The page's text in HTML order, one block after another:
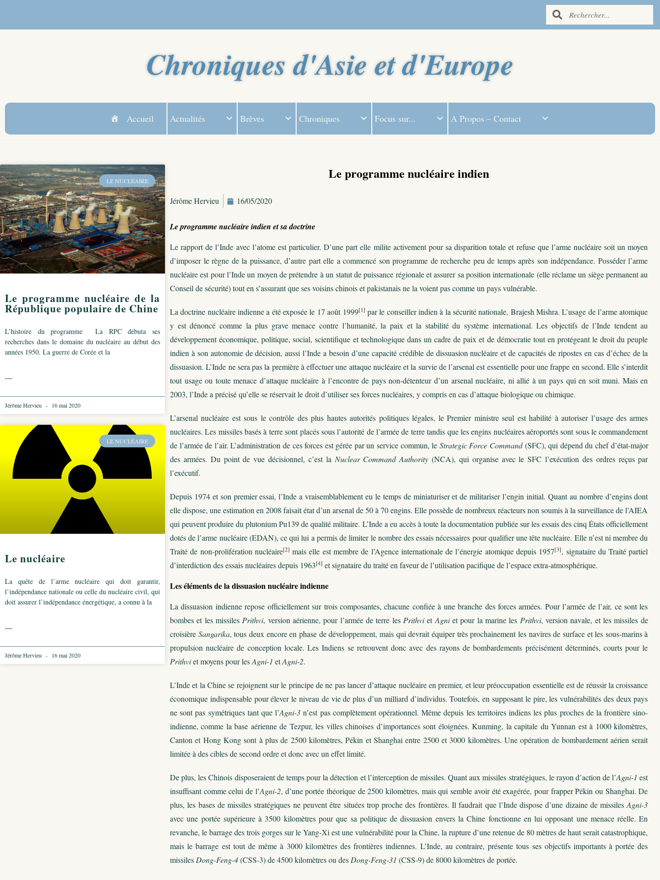
Chroniques d'Asie et d'Europe
Accueil Actualités Brèves Chroniques Focus sur... A Propos – Contact
LE NUCLÉAIRE
Le programme nucléaire de la
République populaire de Chine
L’histoire du programme La RPC débuta ses
recherches dans le domaine du nucléaire au début des
années 1950. La guerre de Corée et la
.....
Jérôme Hervieu 16 mai 2020
LE NUCLÉAIRE
Le nucléaire
La quête de l’arme nucléaire qui doit garantir,
l’indépendance nationale ou celle du nucléaire civil, qui
doit assurer l’indépendance énergétique, a connu à la
.....
Jérôme Hervieu 16 mai 2020
Le programme nucléaire indien
Jérôme Hervieu 16/05/2020
Le programme nucléaire indien et sa doctrine
Le rapport de l’Inde avec l’atome est particulier. D’une part elle milite activement pour sa disparition totale et refuse que l’arme nucléaire soit un moyen
d’imposer le règne de la puissance, d’autre part elle a commencé son programme de recherche peu de temps après son indépendance. Posséder l’arme
nucléaire est pour l’Inde un moyen de prétendre à un statut de puissance régionale et assurer sa position internationale (elle réclame un siège permanent au
Conseil de sécurité) tout en s’assurant que ses voisins chinois et pakistanais ne la voient pas comme un pays vulnérable.
La doctrine nucléaire indienne a été exposée le 17 août 1999[1] par le conseiller indien à la sécurité nationale, Brajesh Mishra. L’usage de l’arme atomique
y est dénoncé comme la plus grave menace contre l’humanité, la paix et la stabilité du système international. Les objectifs de l’Inde tendent au
développement économique, politique, social, scientifique et technologique dans un cadre de paix et de démocratie tout en protégeant le droit du peuple
indien à son autonomie de décision, aussi l’Inde a besoin d’une capacité crédible de dissuasion nucléaire et de capacités de ripostes en cas d’échec de la
dissuasion. L’Inde ne sera pas la première à effectuer une attaque nucléaire et la survie de l’arsenal est essentielle pour une frappe en second. Elle s’interdit
tout usage ou toute menace d’attaque nucléaire à l’encontre de pays non-détenteur d’un arsenal nucléaire, ni allié à un pays qui en soit muni. Mais en
2003, l’Inde a précisé qu’elle se réservait le droit d’utiliser ses forces nucléaires, y compris en cas d’attaque biologique ou chimique.
L’arsenal nucléaire est sous le contrôle des plus hautes autorités politiques légales, le Premier ministre seul est habilité à autoriser l’usage des armes
nucléaires. Les missiles basés à terre sont placés sous l’autorité de l’armée de terre tandis que les engins nucléaires aéroportés sont sous le commandement
de l’armée de l’air. L’administration de ces forces est gérée par un service commun, le Strategic Force Command(SFC), qui dépend du chef d’état-major
des armées. Du point de vue décisionnel, c’est la Nuclear Command Authority (NCA), qui organise avec le SFC l’exécution des ordres reçus par
l’exécutif.
Depuis 1974 et son premier essai, l’Inde a vraisemblablement eu le temps de miniaturiser et de militariser l’engin initial. Quant au nombre d’engins dont
elle dispose, une estimation en 2008 faisait état d’un arsenal de 50 à 70 engins. Elle possède de nombreux réacteurs non soumis à la surveillance de l’AIEA
qui peuvent produire du plutonium Pu139 de qualité militaire. L’Inde a eu accès à toute la documentation publiée sur les essais des cinq États officiellement
dotés de l’arme nucléaire (EDAN), ce qui lui a permis de limiter le nombre des essais nécessaires pour qualifier une tête nucléaire. Elle n’est ni membre du
Traité de non-prolifération nucléaire[2] mais elle est membre de l’Agence internationale de l’énergie atomique depuis 1957[3], signataire du Traité partiel
d’interdiction des essais nucléaires depuis 1963[4] et signataire du traité en faveur de l’utilisation pacifique de l’espace extra-atmosphérique.
Les éléments de la dissuasion nucléaire indienne
La dissuasion indienne repose officiellement sur trois composantes, chacune confiée à une branche des forces armées. Pour l’armée de l’air, ce sont les
bombes et les missiles Prithvi, version aérienne, pour l’armée de terre les Prithviet Agniet pour la marine les Prithvi, version navale, et les missiles de
croisière Sangarika, tous deux encore en phase de développement, mais qui devrait équiper très prochainement les navires de surface et les sous-marins à
propulsion nucléaire de conception locale. Les Indiens se retrouvent donc avec des rayons de bombardements précisément déterminés, courts pour le
Prithviet moyens pour lesAgni-1 etAgni-2.
L’Inde et la Chine se rejoignent sur le principe de ne pas lancer d’attaque nucléaire en premier, et leur préoccupation essentielle est de réussir la croissance
économique indispensable pour élever le niveau de vie de plus d’un milliard d’individus. Toutefois, en supposant le pire, les vulnérabilités des deux pays
ne sont pas symétriques tant que l’Agni-3 n’est pas complètement opérationnel. Même depuis les territoires indiens les plus proches de la frontière sino-
indienne, comme la base aérienne de Tezpur, les villes chinoises d’importances sont éloignées. Kunming, la capitale du Yunnan est à 1000 kilomètres,
Canton et Hong Kong sont à plus de 2500 kilomètres, Pékin et Shanghai entre 2500 et 3000 kilomètres. Une opération de bombardement aérien serait
limitée à des cibles de second ordre et donc avec un effet limité.
De plus, les Chinois disposeraient de temps pour la détection et l’interception de missiles. Quant aux missiles stratégiques, le rayon d’action de l’Agni-1 est
insuffisant comme celui de l’Agni-2, d’une portée théorique de 2500 kilomètres, mais qui semble avoir été exagérée, pour frapper Pékin ou Shanghai. De
plus, les bases de missiles stratégiques ne peuvent être situées trop proche des frontières. Il faudrait que l’Inde dispose d’une dizaine de missilesAgni-3
avec une portée supérieure à 3500 kilomètres pour que sa politique de dissuasion envers la Chine fonctionne en lui opposant une menace réelle. En
revanche, le barrage des trois gorges sur le Yang-Xi est une vulnérabilité pour la Chine, la rupture d’une retenue de 80 mètres de haut serait catastrophique,
mais le barrage est tout de même à 3000 kilomètres des frontières indiennes. L’Inde, au contraire, présente tous ses objectifs importants à portée des
missiles Dong-Feng-4(CSS-3) de 4500 kilomètres ou des Dong-Feng-31 (CSS-9) de 8000 kilomètres de portée.